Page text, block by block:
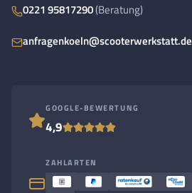
0221 95817290(Beratung)
anfragenkoeln@scooterwerkstatt.de
GOOGLE-BEWERTUNG
4,9
ZAHLARTEN